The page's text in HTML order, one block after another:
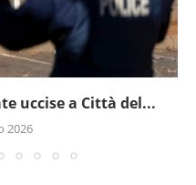
uccise a Città del...
2026